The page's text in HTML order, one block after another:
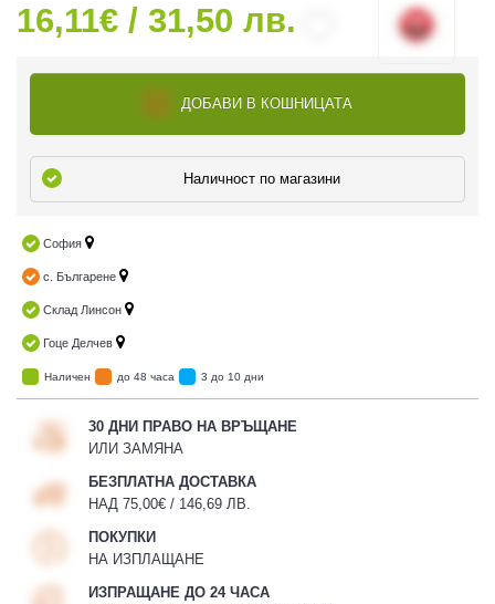
16,11€ / 31,50 лв.
ДОБАВИ В КОШНИЦАТА
Наличност по магазини
София
с. Българене
Склад Линсон
Гоце Делчев
Наличен до 48 часа 3 до 10 дни
30 ДНИ ПРАВО НА ВРЪЩАНЕ
ИЛИ ЗАМЯНА
БЕЗПЛАТНА ДОСТАВКА
НАД 75,00€ / 146,69 ЛВ.
ПОКУПКИ
НА ИЗПЛАЩАНЕ
ИЗПРАЩАНЕ ДО 24 ЧАСА